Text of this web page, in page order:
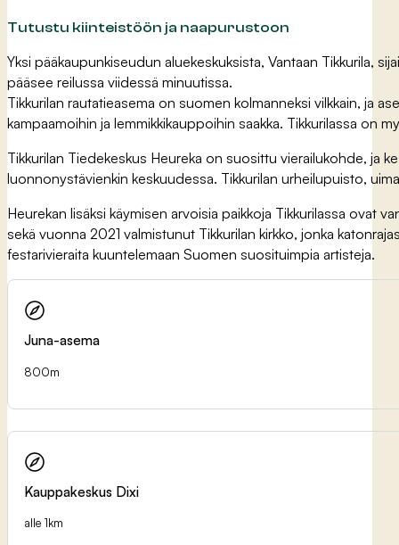
Tutustu kiinteistöön ja naapurustoon
Yksi pääkaupunkiseudun aluekeskuksista, Vantaan Tikkurila,
pääsee reilussa viidessä minuutissa.
Tikkurilan rautatieasema on suomen kolmanneksi vilkkain, ja
kampaamoihin ja lemmikkikauppoihin saakka. Tikkurilassa on
Tikkurilan Tiedekeskus Heureka on suosittu vierailukohde, ja
luonnonystävienkin keskuudessa. Tikkurilan urheilupuisto,
Heurekan lisäksi käymisen arvoisia paikkoja Tikkurilassa ovat
sekä vuonna 2021 valmistunut Tikkurilan kirkko, jonka
festarivieraita kuuntelemaan Suomen suosituimpia artisteja.
Juna-asema
800m
Kauppakeskus Dixi
alle 1km